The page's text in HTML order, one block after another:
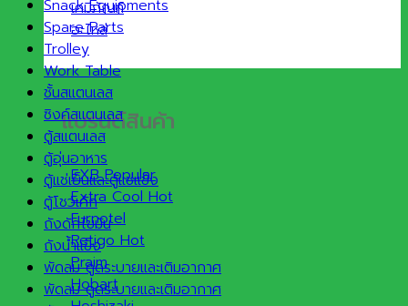
เคมีภัณฑ์
อะไหล่
แบรนด์สินค้า
EXB
Extra Cool
Furnotel
Retigo
Praim
Hobart
Snack Equipments
Spare Parts
Trolley
Work Table
ชั้นสแตนเลส
ซิงค์สแตนเลส
ตู้สแตนเลส
ตู้อุ่นอาหาร
ตู้แช่เย็นและตู้แช่แข็ง
ตู้โชว์เค้ก
ถังดักไขมัน
ถังน้ำแข็ง
พัดลม ดูดระบายและเติมอากาศ
พัดลม ดูดระบายและเติมอากาศ